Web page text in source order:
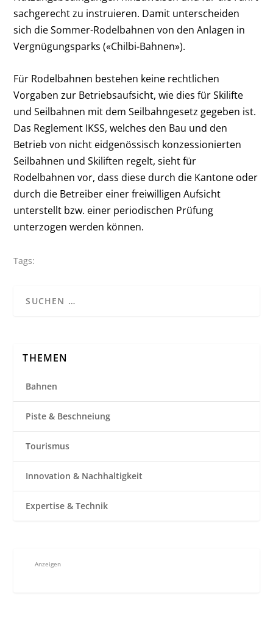
sachgerecht zu instruieren. Damit unterscheiden
sich die Sommer-Rodelbahnen von den Anlagen in
Vergnügungsparks («Chilbi-Bahnen»).
Für Rodelbahnen bestehen keine rechtlichen
Vorgaben zur Betriebsaufsicht, wie dies für Skilifte
und Seilbahnen mit dem Seilbahngesetz gegeben ist.
Das Reglement IKSS, welches den Bau und den
Betrieb von nicht eidgenössisch konzessionierten
Seilbahnen und Skiliften regelt, sieht für
Rodelbahnen vor, dass diese durch die Kantone oder
durch die Betreiber einer freiwilligen Aufsicht
unterstellt bzw. einer periodischen Prüfung
unterzogen werden können.
Tags:
THEMEN
Bahnen
Piste & Beschneiung
Tourismus
Innovation & Nachhaltigkeit
Expertise & Technik
Anzeigen